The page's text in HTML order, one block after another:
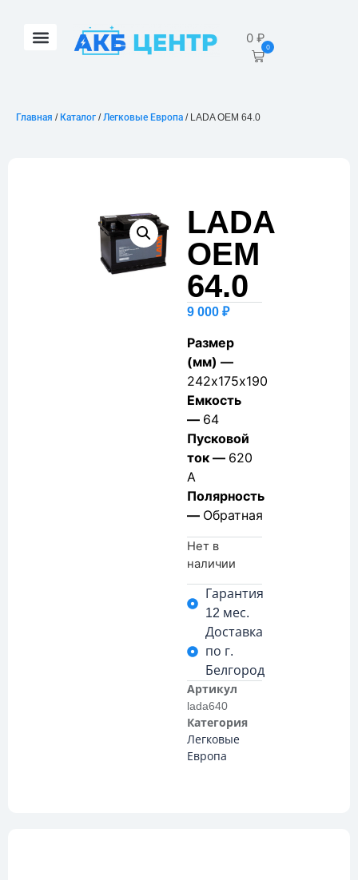
0₽
0
Главная / Каталог /Легковые Европа / LADA OEM 64.0
LADA
OEM
64.0
9 000 ₽
Размер
(мм) —
242х175х190
Емкость
— 64
Пусковой
ток — 620
А
Полярность
— Обратная
Нет в
наличии
Гарантия
12 мес.
Доставка
по г.
Белгород
Артикул
lada640
Категория
Легковые
Европа